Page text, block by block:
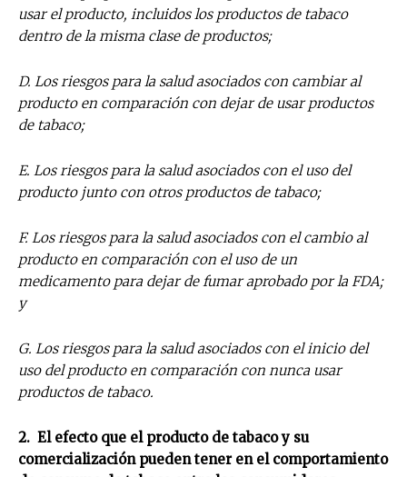
No te pierdas de las
últimas noticias
Suscríbete a nuestro boletín diario y
recibe todas las noticias del vapeo y la
usar el producto, incluidos los productos de tabaco
dentro de la misma clase de productos;
D. Los riesgos para la salud asociados con cambiar al
producto en comparación con dejar de usar productos
de tabaco;
E. Los riesgos para la salud asociados con el uso del
producto junto con otros productos de tabaco;
F. Los riesgos para la salud asociados con el cambio al
producto en comparación con el uso de un
medicamento para dejar de fumar aprobado por la FDA;
y
G. Los riesgos para la salud asociados con el inicio del
uso del producto en comparación con nunca usar
productos de tabaco.
2. El efecto que el producto de tabaco y su
comercialización pueden tener en el comportamiento